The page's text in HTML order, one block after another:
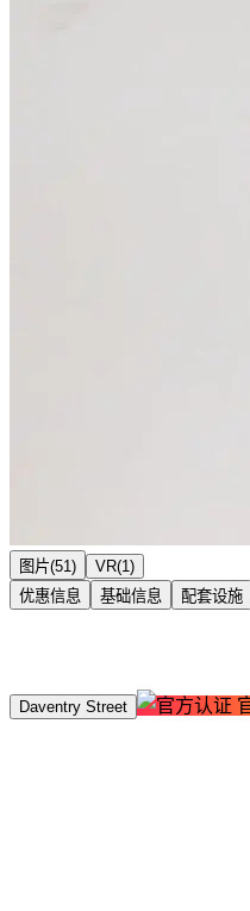
图片(51)
VR(1)
优惠信息
基础信息 配套设施
Daventry Street